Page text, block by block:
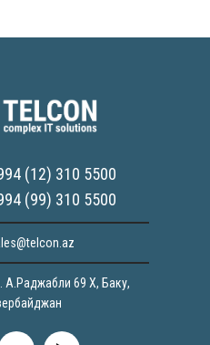
(12) 310 5500
(99) 310 5500
А.Раджабли 69 X, Баку,